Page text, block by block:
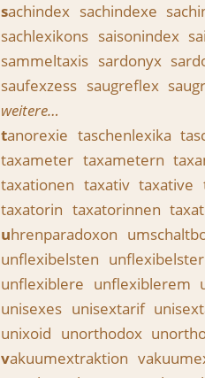
sachindex sachindexe
sachlexikons saisonindex
sammeltaxis sardonyx
saufexzess saugreflex
weitere…
tanorexie taschenlexika
taxameter taxametern
taxationen taxativ taxative
taxatorin taxatorinnen
uhrenparadoxon
unflexibelsten unflexibelster
unflexiblere unflexiblerem
unisexes unisextarif
unixoid unorthodox
vakuumextraktion